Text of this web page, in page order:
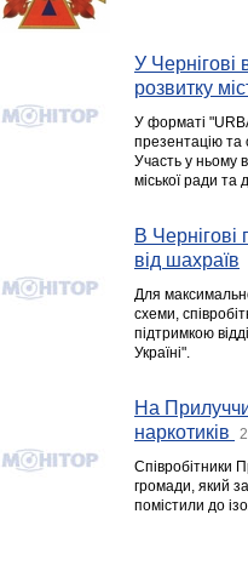
У Чернігові
розвитку
У форматі
презентацію та
Участь у ньому
міської ради та
В Чернігові
від шахраїв
Для
схеми,
підтримкою
Україні".
На
наркотиків
Співробітники
громади, який
помістили до